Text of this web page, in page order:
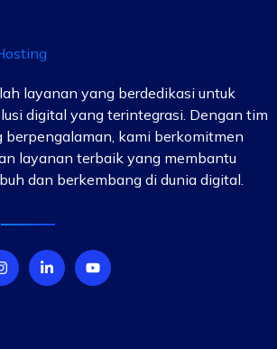
layanan yang berdedikasi untuk
digital yang terintegrasi. Dengan tim
berpengalaman, kami berkomitmen
layanan terbaik yang membantu
dan berkembang di dunia digital.